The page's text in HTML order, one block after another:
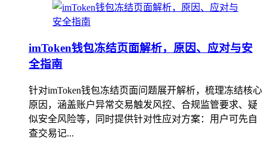
imToken钱包冻结页面解析，原因、应对与安
全指南
针对imToken钱包冻结页面问题展开解析，梳理冻结核心
原因，涵盖账户异常交易触发风控、合规监管要求、疑
似安全风险等，同时提供针对性应对方案：用户可先自
查交易记...